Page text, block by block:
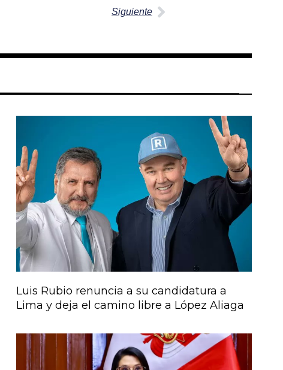
Siguiente
Luis Rubio renuncia a su candidatura a
Lima y deja el camino libre a López Aliaga